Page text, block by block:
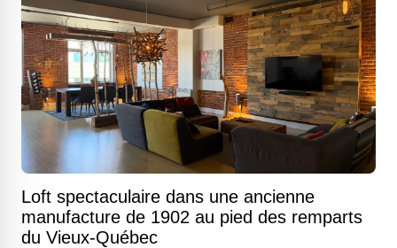
Loft spectaculaire dans une ancienne
manufacture de 1902 au pied des remparts
du Vieux-Québec